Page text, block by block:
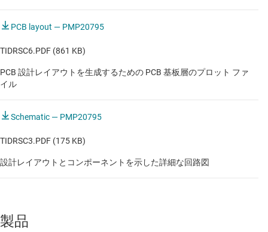
PCB layout — PMP20795
TIDRSC6.PDF (861 KB)
PCB 設計レイアウトを生成するための PCB 基板層のプロット ファ
イル
Schematic — PMP20795
TIDRSC3.PDF (175 KB)
設計レイアウトとコンポーネントを示した詳細な回路図
製品